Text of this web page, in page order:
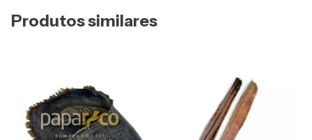
Produtos similares